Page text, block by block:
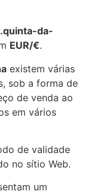
da-
EUR/€.
existem várias
sob a forma de
de venda ao
em vários
de validade
no sítio Web.
um